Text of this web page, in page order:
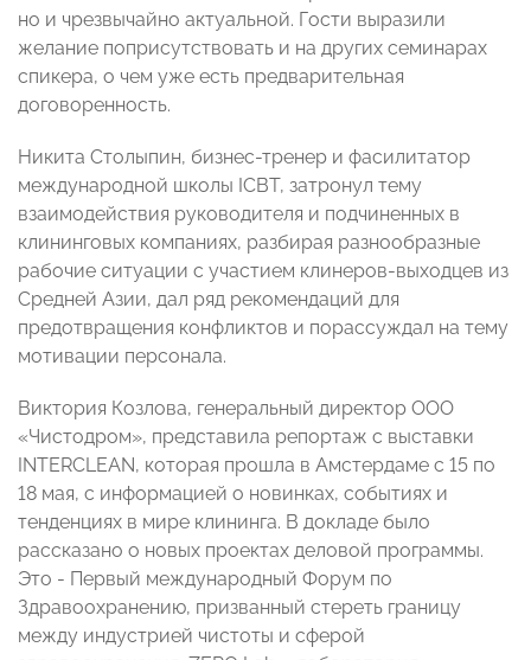
но и чрезвычайно актуальной. Гости выразили
желание поприсутствовать и на других семинарах
спикера, о чем уже есть предварительная
договоренность.
Никита Столыпин, бизнес-тренер и фасилитатор
международной школы ICBT, затронул тему
взаимодействия руководителя и подчиненных в
клининговых компаниях, разбирая разнообразные
рабочие ситуации с участием клинеров-выходцев из
Средней Азии, дал ряд рекомендаций для
предотвращения конфликтов и порассуждал на тему
мотивации персонала.
Виктория Козлова, генеральный директор ООО
«Чистодром», представила репортаж с выставки
INTERCLEAN, которая прошла в Амстердаме с 15 по
18 мая, с информацией о новинках, событиях и
тенденциях в мире клининга. В докладе было
рассказано о новых проектах деловой программы.
Это - Первый международный Форум по
Здравоохранению, призванный стереть границу
между индустрией чистоты и сферой